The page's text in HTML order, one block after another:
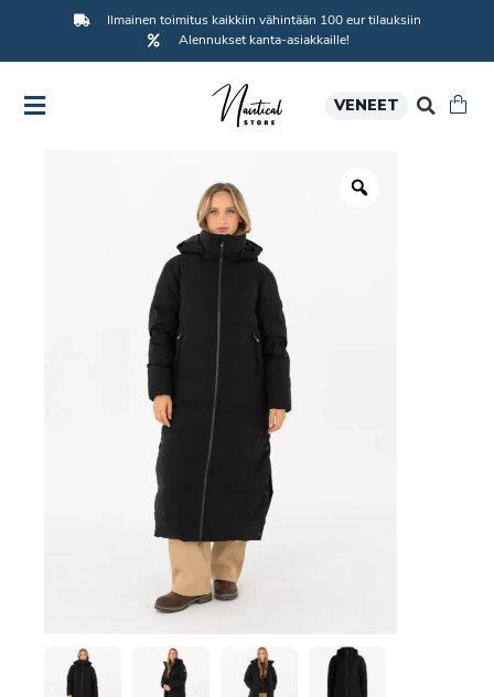
Ilmainen toimitus kaikkiin vähintään 100 eur tilauksiin
Alennukset kanta-asiakkaille!
VENEET